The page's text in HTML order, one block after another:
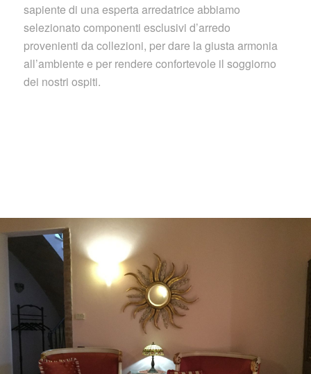
sapiente di una esperta arredatrice abbiamo
selezionato componenti esclusivi d’arredo
provenienti da collezioni, per dare la giusta armonia
all’ambiente e per rendere confortevole il soggiorno
dei nostri ospiti.